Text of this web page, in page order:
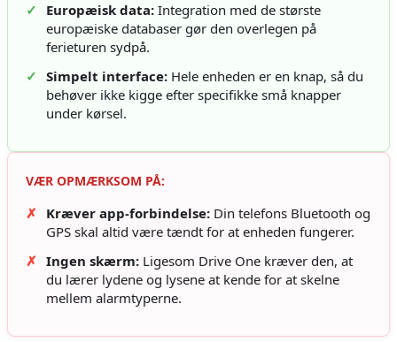
✓
Europæisk data: Integration med de største
europæiske databaser gør den overlegen på
ferieturen sydpå.
✓ Simpelt interface: Hele enheden er en knap, så du
behøver ikke kigge efter specifikke små knapper
under kørsel.
VÆR OPMÆRKSOM PÅ:
✗ Kræver app-forbindelse: Din telefons Bluetooth og
GPS skal altid være tændt for at enheden fungerer.
✗ Ingen skærm: Ligesom Drive One kræver den, at
du lærer lydene og lysene at kende for at skelne
mellem alarmtyperne.